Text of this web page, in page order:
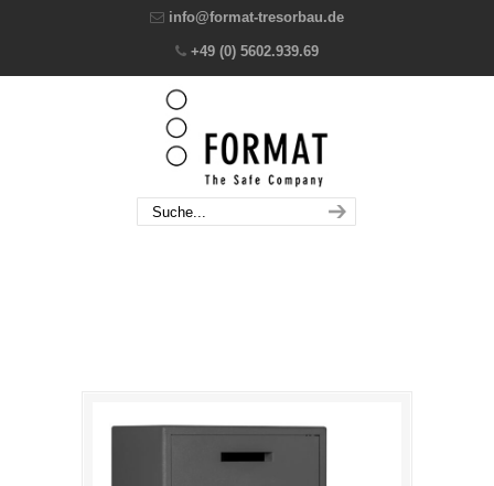
info@format-tresorbau.de
+49 (0) 5602.939.69